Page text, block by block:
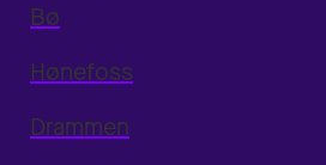
Bø
Hønefoss
Drammen